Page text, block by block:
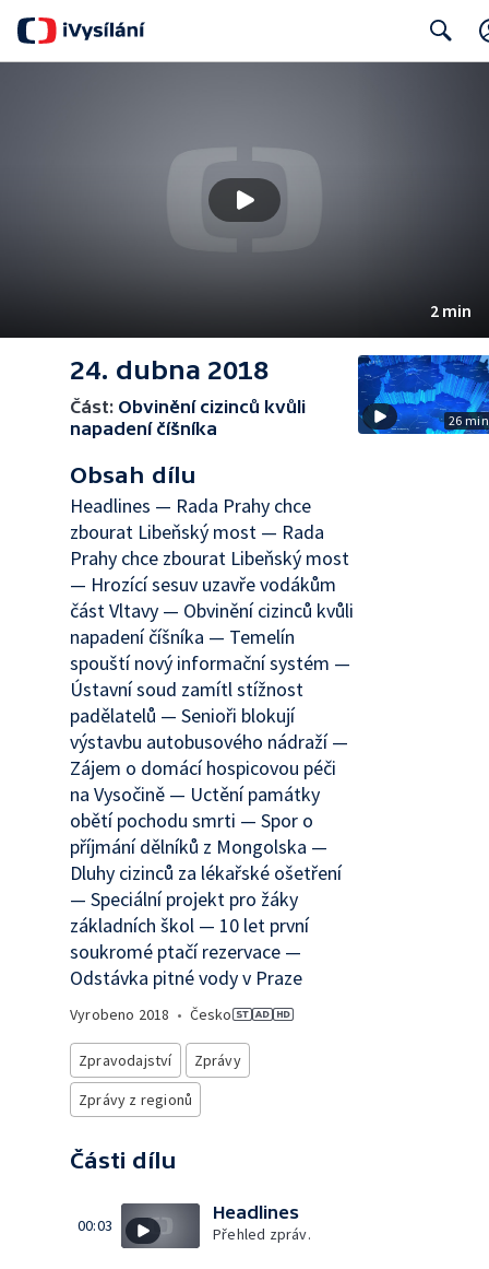
2 min
24. dubna 2018
Část: Obvinění cizinců kvůli
napadení číšníka
Obsah dílu
Headlines — Rada Prahy chce
zbourat Libeňský most — Rada
Prahy chce zbourat Libeňský most
— Hrozící sesuv uzavře vodákům
část Vltavy — Obvinění cizinců kvůli
napadení číšníka — Temelín
spouští nový informační systém —
Ústavní soud zamítl stížnost
padělatelů — Senioři blokují
výstavbu autobusového nádraží —
Zájem o domácí hospicovou péči
na Vysočině — Uctění památky
obětí pochodu smrti — Spor o
příjmání dělníků z Mongolska —
Dluhy cizinců za lékařské ošetření
— Speciální projekt pro žáky
základních škol — 10 let první
soukromé ptačí rezervace —
Odstávka pitné vody v Praze
Vyrobeno 2018 • Česko
Zpravodajství
Zprávy
Zprávy z regionů
Části dílu
00:03
Headlines
Přehled zpráv.
26 min